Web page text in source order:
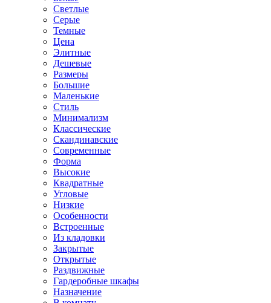
Светлые
Серые
Темные
Цена
Элитные
Дешевые
Размеры
Большие
Маленькие
Стиль
Минимализм
Классические
Скандинавские
Современные
Форма
Высокие
Квадратные
Угловые
Низкие
Особенности
Встроенные
Из кладовки
Закрытые
Открытые
Раздвижные
Гардеробные шкафы
Назначение